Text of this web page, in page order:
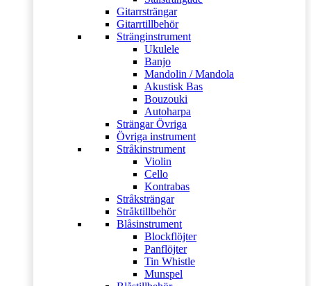
Gitarrsträngar
Gitarrtillbehör
Stränginstrument
Ukulele
Banjo
Mandolin / Mandola
Akustisk Bas
Bouzouki
Autoharpa
Strängar Övriga
Övriga instrument
Stråkinstrument
Violin
Cello
Kontrabas
Stråksträngar
Stråktillbehör
Blåsinstrument
Blockflöjter
Panflöjter
Tin Whistle
Munspel